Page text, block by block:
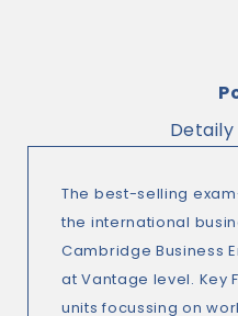
The best-selling
the international
Cambridge Business
at Vantage level. Key
units focussing on